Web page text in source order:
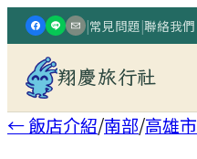
|常見問題|聯絡我們
翔慶旅行社
← 飯店介紹/南部/高雄市